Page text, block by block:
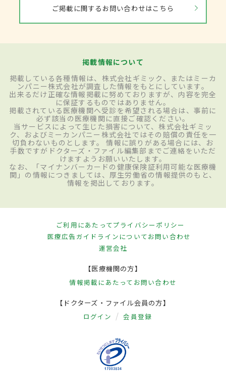
ご掲載に関するお問い合わせはこちら
掲載情報について
掲載している各種情報は、株式会社ギミック、またはミーカ
ンパニー株式会社が調査した情報をもとにしています。
出来るだけ正確な情報掲載に努めておりますが、内容を完全
に保証するものではありません。
掲載されている医療機関へ受診を希望される場合は、事前に
必ず該当の医療機関に直接ご確認ください。
当サービスによって生じた損害について、株式会社ギミッ
ク、およびミーカンパニー株式会社ではその賠償の責任を一
切負わないものとします。 情報に誤りがある場合には、お
手数ですがドクターズ・ファイル編集部までご連絡をいただ
けますようお願いいたします。
なお、「マイナンバーカードの健康保険証利用可能な医療機
関」の情報につきましては、厚生労働省の情報提供のもと、
情報を掲出しております。
ご利用にあたってプライバシーポリシー
医療広告ガイドラインについてお問い合わせ
運営会社
【医療機関の方】
情報掲載にあたって お問い合わせ
【ドクターズ・ファイル会員の方】
ログイン 会員登録